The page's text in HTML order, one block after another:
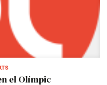
el Olímpic